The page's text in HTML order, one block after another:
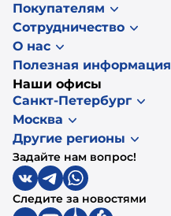
Покупателям
Сотрудничество
О нас
Полезная информация
Наши офисы
Санкт-Петербург
Москва
Другие регионы
Задайте нам вопрос!
Следите за новостями